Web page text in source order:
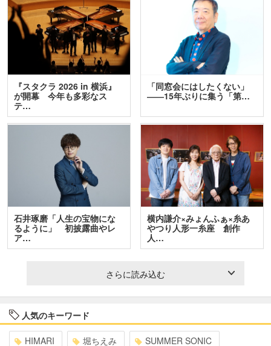
『スタクラ 2026 in 横浜』
が開幕 今年も多彩なス
テ…
「同窓会にはしたくない」
――15年ぶりに集う「第…
石井琢磨「人生の宝物にな
るように」 初披露曲やレ
ア…
横内謙介×みょんふぁ×糸あ
やつり人形一糸座 創作
人…
さらに読み込む
人気のキーワード
HIMARI 堀ちえみ SUMMER SONIC